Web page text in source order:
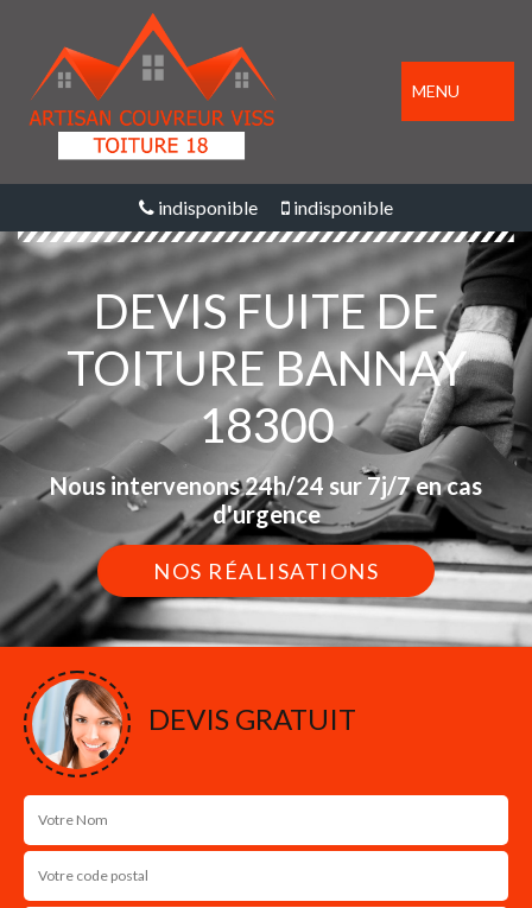
MENU
indisponible indisponible
DEVIS FUITE DE
TOITURE BANNAY
18300
Nous intervenons 24h/24 sur 7j/7 en cas
d'urgence
NOS RÉALISATIONS
DEVIS GRATUIT